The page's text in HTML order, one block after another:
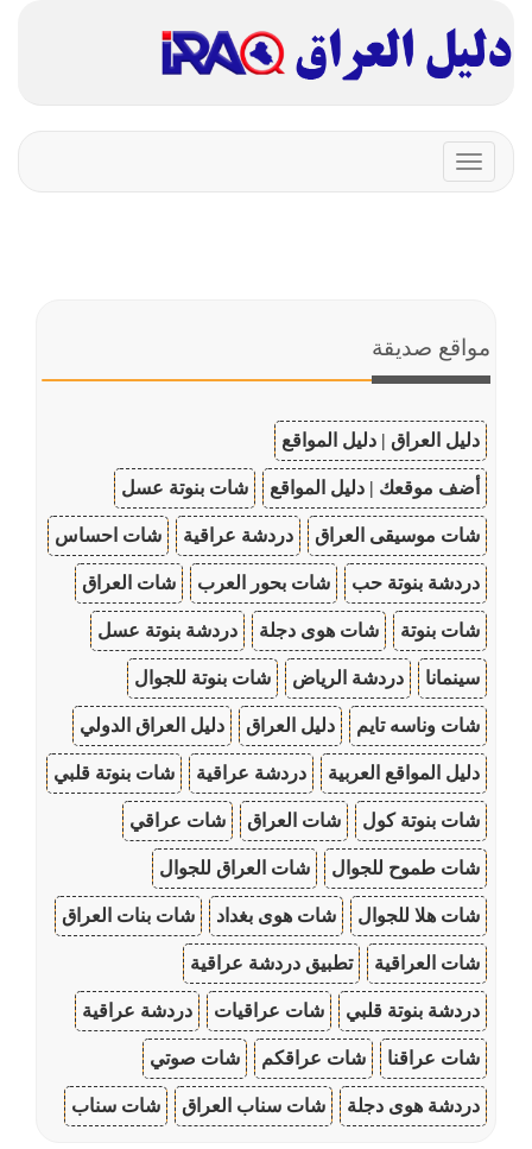
Toggle
navigation
مواقع صديقة
دليل العراق | دليل المواقع
أضف موقعك | دليل المواقع شات بنوتة عسل
شات موسيقى العراق دردشة عراقية شات احساس
دردشة بنوتة حب شات بحور العرب شات العراق
شات بنوتة شات هوى دجلة دردشة بنوتة عسل
سينمانا دردشة الرياض شات بنوتة للجوال
شات وناسه تايم دليل العراق دليل العراق الدولي
دليل المواقع العربية دردشة عراقية شات بنوتة قلبي
شات بنوتة كول شات العراق شات عراقي
شات طموح للجوال شات العراق للجوال
شات هلا للجوال شات هوى بغداد شات بنات العراق
شات العراقية تطبيق دردشة عراقية
دردشة بنوتة قلبي شات عراقيات دردشة عراقية
شات عراقنا شات عراقكم شات صوتي
دردشة هوى دجلة شات سناب العراق شات سناب